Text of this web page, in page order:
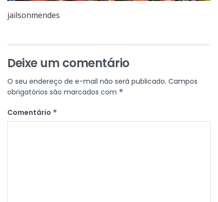
jailsonmendes
Deixe um comentário
O seu endereço de e-mail não será publicado. Campos
obrigatórios são marcados com *
Comentário *